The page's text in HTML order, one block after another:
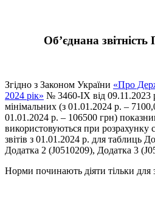
Об’єднана
Згідно з Законом України «Про
2024 рік» № 3460-IX від 09.11.2023
мінімальних (з 01.01.2024 р. –
01.01.2024 р. – 106500 грн)
використовуються при
звітів з 01.01.2024 р. для таблиць
Додатка 2 (J0510209), Додатка 3
Норми починають діяти тільки для